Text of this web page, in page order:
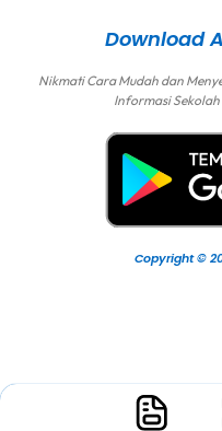
Download
Nikmati Cara Mudah dan
Informasi
Copyright ©